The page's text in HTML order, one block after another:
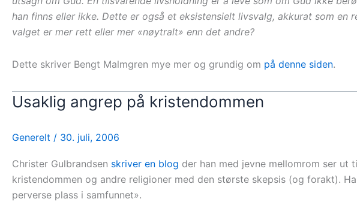
han finns eller ikke. Dette er også et eksistensielt livsvalg, akkurat som
valget er mer rett eller mer «nøytralt» enn det andre?
Dette skriver Bengt Malmgren mye mer og grundig om på denne siden.
Usaklig angrep på kristendommen
Generelt / 30. juli, 2006
Christer Gulbrandsen skriver en blog der han med jevne mellomrom ser ut
kristendommen og andre religioner med den største skepsis (og forakt).
perverse plass i samfunnet».